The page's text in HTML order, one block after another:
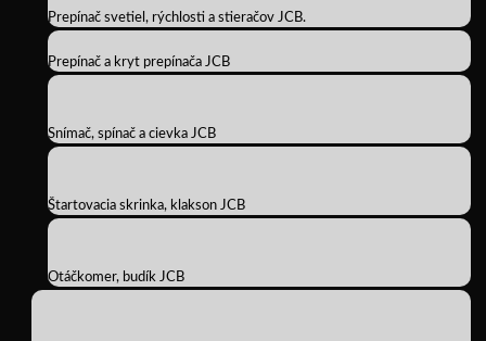
Prepínač svetiel, rýchlosti a stieračov JCB.
Prepínač a kryt prepínača JCB
Snímač, spínač a cievka JCB
Štartovacia skrinka, klakson JCB
Otáčkomer, budík JCB